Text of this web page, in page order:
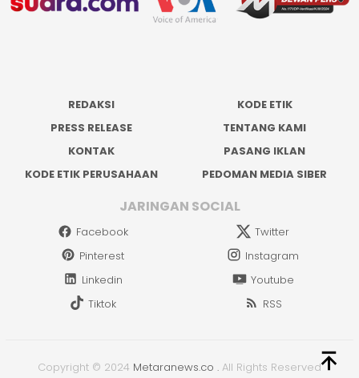
REDAKSI
KODE ETIK
PRESS RELEASE
TENTANG KAMI
KONTAK
PASANG IKLAN
KODE ETIK PERUSAHAAN
PEDOMAN MEDIA SIBER
JARINGAN SOCIAL
Facebook
Twitter
Pinterest
Instagram
Linkedin
Youtube
Tiktok
RSS
Copyright © 2024 Metaranews.co . All Rights Reserved